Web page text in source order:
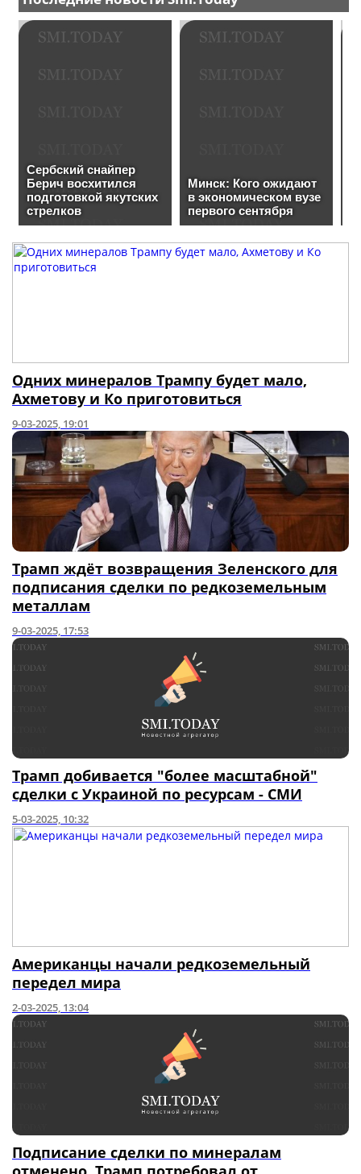
Одних минералов Трампу будет мало,
Ахметову и Ко приготовиться
9-03-2025, 19:01
Трамп ждёт возвращения Зеленского для
подписания сделки по редкоземельным
металлам
9-03-2025, 17:53
Трамп добивается "более масштабной"
сделки с Украиной по ресурсам - СМИ
5-03-2025, 10:32
Американцы начали редкоземельный
передел мира
2-03-2025, 13:04
Подписание сделки по минералам